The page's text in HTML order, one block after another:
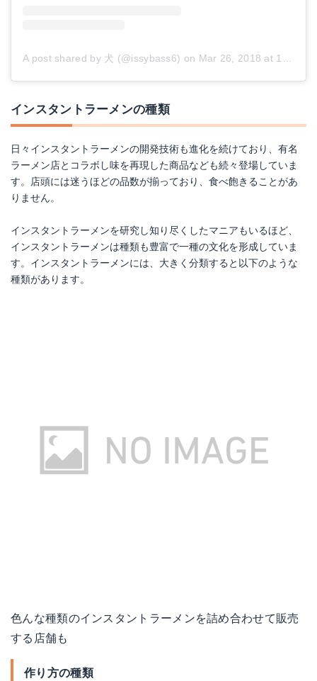
A post shared by 犬 (@issybass6) on Mar 26, 2018 at 10:24pm PDT
インスタントラーメンの種類
日々インスタントラーメンの開発技術も進化を続けており、有名
ラーメン店とコラボし味を再現した商品なども続々登場していま
す。店頭には迷うほどの品数が揃っており、食べ飽きることがあ
りません。
インスタントラーメンを研究し知り尽くしたマニアもいるほど、
インスタントラーメンは種類も豊富で一種の文化を形成していま
す。インスタントラーメンには、大きく分類すると以下のような
種類があります。
色んな種類のインスタントラーメンを詰め合わせて販売
する店舗も
作り方の種類